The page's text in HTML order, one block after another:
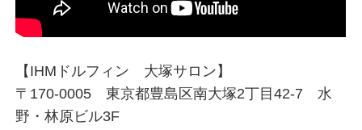
【IHMドルフィン 大塚サロン】
〒170-0005 東京都豊島区南大塚2丁目42-7 水
野・林原ビル3F